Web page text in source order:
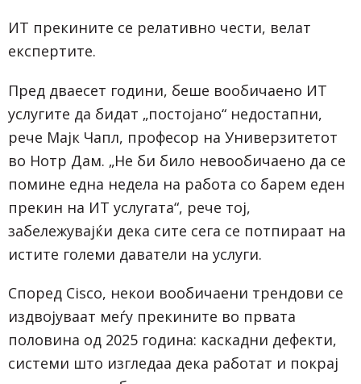
ИТ прекините се релативно чести, велат
експертите.
Пред дваесет години, беше вообичаено ИТ
услугите да бидат „постојано“ недостапни,
рече Мајк Чапл, професор на Универзитетот
во Нотр Дам. „Не би било невообичаено да се
помине една недела на работа со барем еден
прекин на ИТ услугата“, рече тој,
забележувајќи дека сите сега се потпираат на
истите големи даватели на услуги.
Според Cisco, некои вообичаени трендови се
издвојуваат меѓу прекините во првата
половина од 2025 година: каскадни дефекти,
системи што изгледаа дека работат и покрај